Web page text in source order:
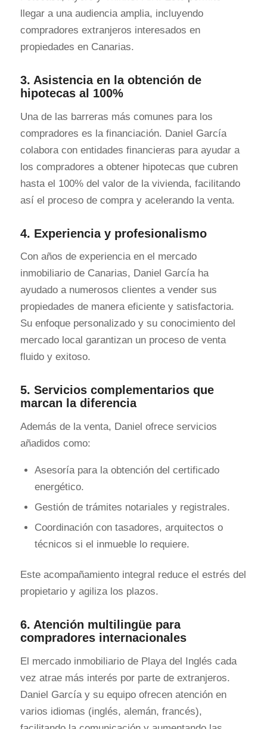
llegar a una audiencia amplia, incluyendo
compradores extranjeros interesados en
propiedades en Canarias.
3. Asistencia en la obtención de
hipotecas al 100%
Una de las barreras más comunes para los
compradores es la financiación. Daniel García
colabora con entidades financieras para ayudar a
los compradores a obtener hipotecas que cubren
hasta el 100% del valor de la vivienda, facilitando
así el proceso de compra y acelerando la venta.
4. Experiencia y profesionalismo
Con años de experiencia en el mercado
inmobiliario de Canarias, Daniel García ha
ayudado a numerosos clientes a vender sus
propiedades de manera eficiente y satisfactoria.
Su enfoque personalizado y su conocimiento del
mercado local garantizan un proceso de venta
fluido y exitoso.
5. Servicios complementarios que
marcan la diferencia
Además de la venta, Daniel ofrece servicios
añadidos como:
Asesoría para la obtención del certificado
energético.
Gestión de trámites notariales y registrales.
Coordinación con tasadores, arquitectos o
técnicos si el inmueble lo requiere.
Este acompañamiento integral reduce el estrés del
propietario y agiliza los plazos.
6. Atención multilingüe para
compradores internacionales
El mercado inmobiliario de Playa del Inglés cada
vez atrae más interés por parte de extranjeros.
Daniel García y su equipo ofrecen atención en
varios idiomas (inglés, alemán, francés),